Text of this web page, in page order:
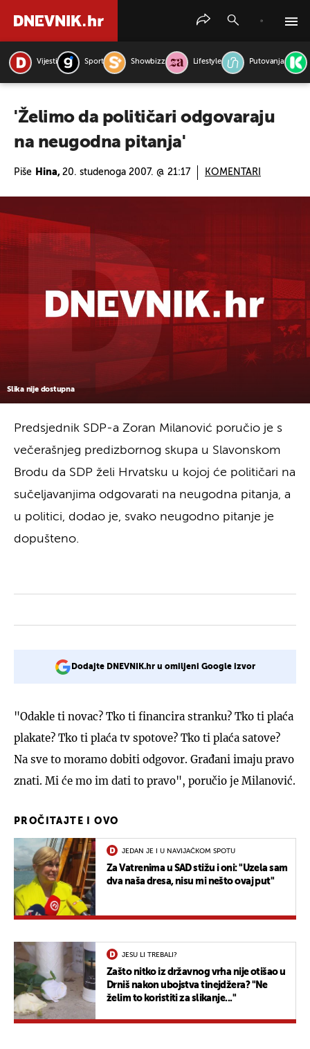
Vijesti Sport Showbizz Lifestyle Putovanja
'Želimo da političari odgovaraju
na neugodna pitanja'
Piše Hina, 20. studenoga 2007. @ 21:17 KOMENTARI
Slika nije dostupna
Predsjednik SDP-a Zoran Milanović poručio je s
večerašnjeg predizbornog skupa u Slavonskom
Brodu da SDP želi Hrvatsku u kojoj će političari na
sučeljavanjima odgovarati na neugodna pitanja, a
u politici, dodao je, svako neugodno pitanje je
dopušteno.
Dodajte DNEVNIK.hr u omiljeni Google izvor
"Odakle ti novac? Tko ti financira stranku? Tko ti plaća
plakate? Tko ti plaća tv spotove? Tko ti plaća satove?
Na sve to moramo dobiti odgovor. Građani imaju pravo
znati. Mi će mo im dati to pravo", poručio je Milanović.
PROČITAJTE I OVO
JEDAN JE I U NAVIJAČKOM SPOTU
Za Vatrenima u SAD stižu i oni: "Uzela sam
dva naša dresa, nisu mi nešto ovaj put"
JESU LI TREBALI?
Zašto nitko iz državnog vrha nije otišao u
Drniš nakon ubojstva tinejdžera? "Ne
želim to koristiti za slikanje..."
PRETRAŽITE VIJESTI